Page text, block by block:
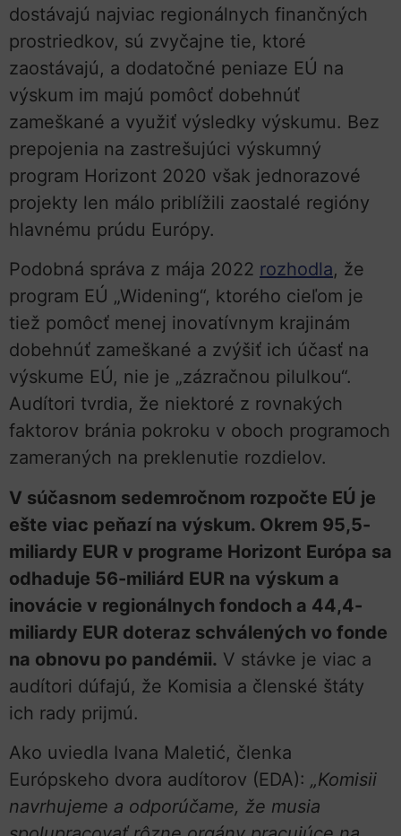
dostávajú najviac regionálnych finančných
prostriedkov, sú zvyčajne tie, ktoré
zaostávajú, a dodatočné peniaze EÚ na
výskum im majú pomôcť dobehnúť
zameškané a využiť výsledky výskumu. Bez
prepojenia na zastrešujúci výskumný
program Horizont 2020 však jednorazové
projekty len málo priblížili zaostalé regióny
hlavnému prúdu Európy.
Podobná správa z mája 2022 rozhodla, že
program EÚ „Widening“, ktorého cieľom je
tiež pomôcť menej inovatívnym krajinám
dobehnúť zameškané a zvýšiť ich účasť na
výskume EÚ, nie je „zázračnou pilulkou“.
Audítori tvrdia, že niektoré z rovnakých
faktorov bránia pokroku v oboch programoch
zameraných na preklenutie rozdielov.
V súčasnom sedemročnom rozpočte EÚ je
ešte viac peňazí na výskum. Okrem 95,5-
miliardy EUR v programe Horizont Európa sa
odhaduje 56-miliárd EUR na výskum a
inovácie v regionálnych fondoch a 44,4-
miliardy EUR doteraz schválených vo fonde
na obnovu po pandémii. V stávke je viac a
audítori dúfajú, že Komisia a členské štáty
ich rady prijmú.
Ako uviedla Ivana Maletić, členka
Európskeho dvora audítorov (EDA): „Komisii
navrhujeme a odporúčame, že musia